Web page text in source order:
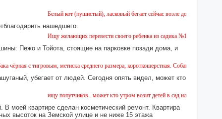
Белый кот (пушистый), ласковый бегает сейчас возле дома № 2 на
нашедшего.
Ищу желающих перевести своего ребенка из садика №11 в садик № 26.
Пежо и Тойота, стоящие на парковке позади дома, и
метиска среднего размера, короткошерстная. Собака пугливая, не
убегает от людей. Сегодня опять видел, может кто
ищу попутчиков . может кто утром возит детей в сад или в школу в
моей квартире сделан косметический ремонт. Квартира
высоток на Земской улице и не ниже 15 этажа